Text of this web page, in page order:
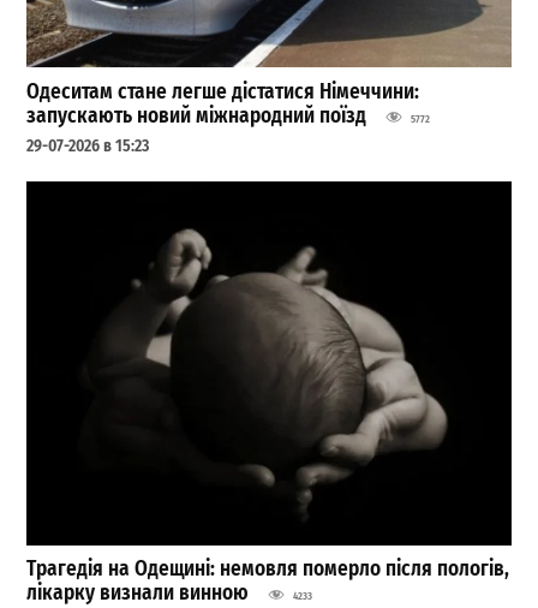
Одеситам стане легше дістатися Німеччини:
запускають новий міжнародний поїзд
5772
29-07-2026 в 15:23
Трагедія на Одещині: немовля померло після пологів,
лікарку визнали винною
4233